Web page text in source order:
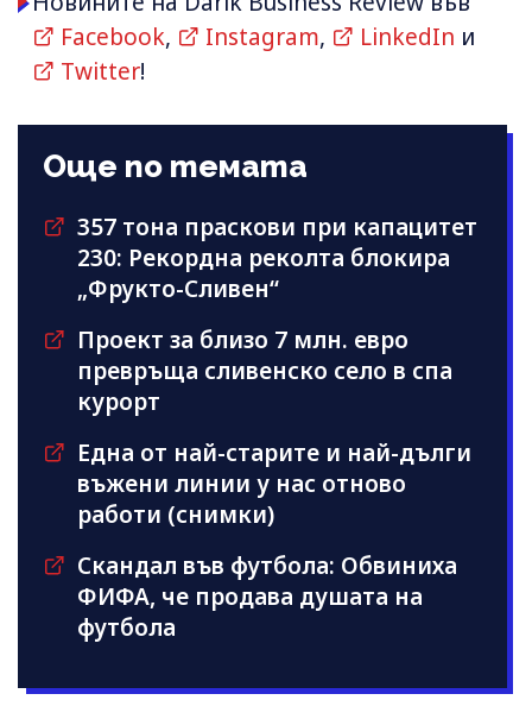
Facebook, Instagram, LinkedIn и
Twitter!
Още по темата
357 тона праскови при капацитет
230: Рекордна реколта блокира
„Фрукто-Сливен“
Проект за близо 7 млн. евро
превръща сливенско село в спа
курорт
Една от най-старите и най-дълги
въжени линии у нас отново
работи (снимки)
Скандал във футбола: Обвиниха
ФИФА, че продава душата на
футбола